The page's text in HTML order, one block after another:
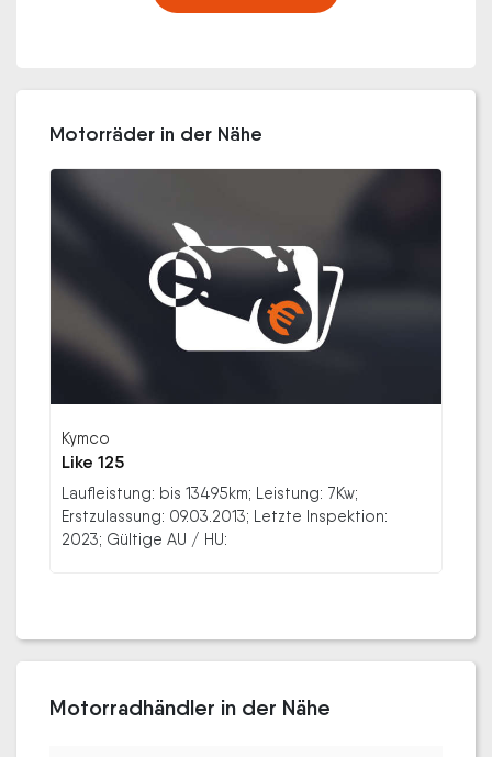
Motorräder in der Nähe
Kymco
Like 125
Laufleistung: bis 13495km; Leistung: 7Kw;
Erstzulassung: 09.03.2013; Letzte Inspektion:
2023; Gültige AU / HU:
Motorradhändler in der Nähe